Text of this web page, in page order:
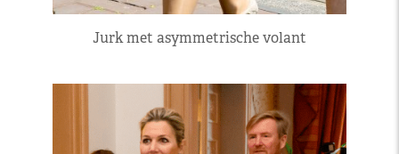
Jurk met asymmetrische volant